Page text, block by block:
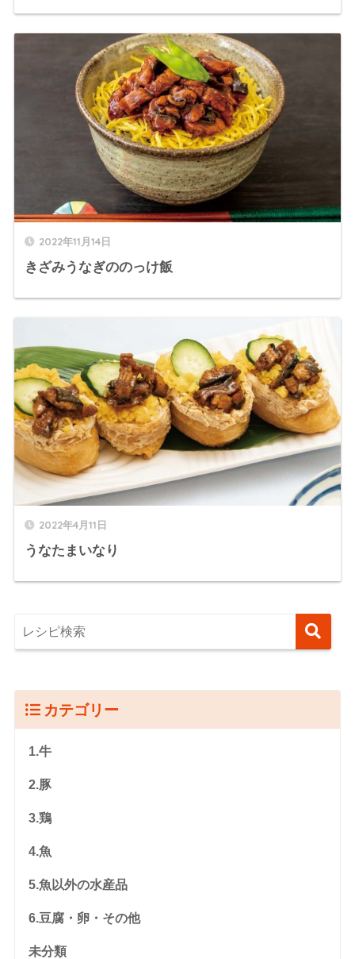
2022年11月14日
きざみうなぎののっけ飯
2022年4月11日
うなたまいなり
カテゴリー
1.牛
2.豚
3.鶏
4.魚
5.魚以外の水産品
6.豆腐・卵・その他
未分類